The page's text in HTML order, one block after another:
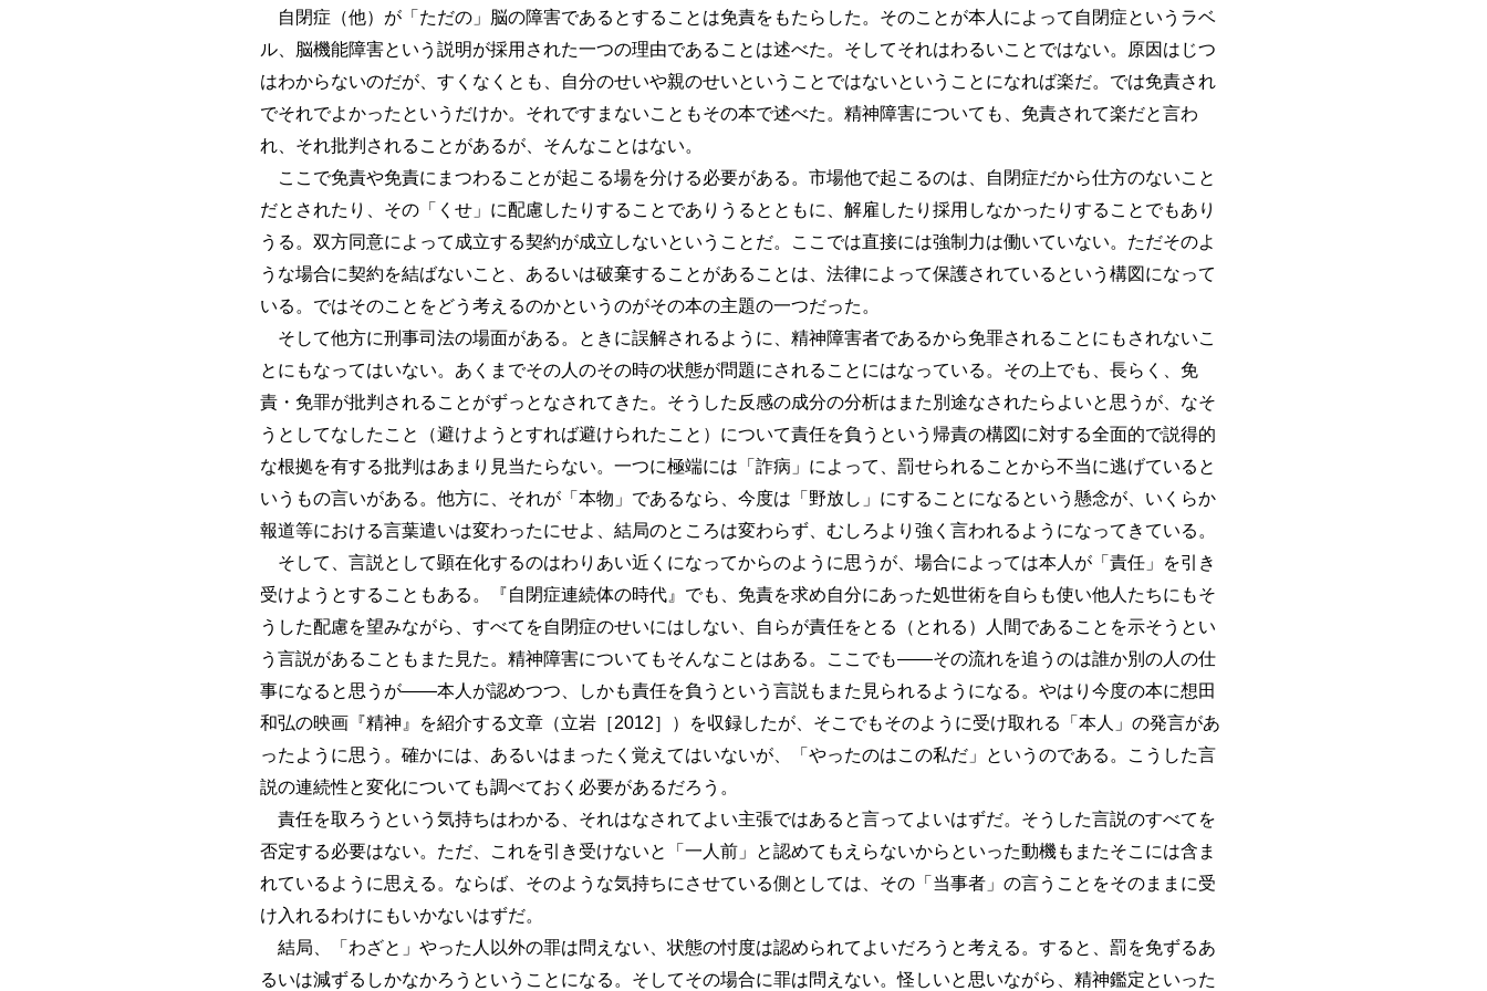
自閉症（他）が「ただの」脳の障害であるとすることは免責をもたらした。そのことが本人によって自閉症というラベ
ル、脳機能障害という説明が採用された一つの理由であることは述べた。そしてそれはわるいことではない。原因はじつ
はわからないのだが、すくなくとも、自分のせいや親のせいということではないということになれば楽だ。では免責され
でそれでよかったというだけか。それですまないこともその本で述べた。精神障害についても、免責されて楽だと言わ
れ、それ批判されることがあるが、そんなことはない。
ここで免責や免責にまつわることが起こる場を分ける必要がある。市場他で起こるのは、自閉症だから仕方のないこと
だとされたり、その「くせ」に配慮したりすることでありうるとともに、解雇したり採用しなかったりすることでもあり
うる。双方同意によって成立する契約が成立しないということだ。ここでは直接には強制力は働いていない。ただそのよ
うな場合に契約を結ばないこと、あるいは破棄することがあることは、法律によって保護されているという構図になって
いる。ではそのことをどう考えるのかというのがその本の主題の一つだった。
そして他方に刑事司法の場面がある。ときに誤解されるように、精神障害者であるから免罪されることにもされないこ
とにもなってはいない。あくまでその人のその時の状態が問題にされることにはなっている。その上でも、長らく、免
責・免罪が批判されることがずっとなされてきた。そうした反感の成分の分析はまた別途なされたらよいと思うが、なそ
うとしてなしたこと（避けようとすれば避けられたこと）について責任を負うという帰責の構図に対する全面的で説得的
な根拠を有する批判はあまり見当たらない。一つに極端には「詐病」によって、罰せられることから不当に逃げていると
いうもの言いがある。他方に、それが「本物」であるなら、今度は「野放し」にすることになるという懸念が、いくらか
報道等における言葉遣いは変わったにせよ、結局のところは変わらず、むしろより強く言われるようになってきている。
そして、言説として顕在化するのはわりあい近くになってからのように思うが、場合によっては本人が「責任」を引き
受けようとすることもある。『自閉症連続体の時代』でも、免責を求め自分にあった処世術を自らも使い他人たちにもそ
うした配慮を望みながら、すべてを自閉症のせいにはしない、自らが責任をとる（とれる）人間であることを示そうとい
う言説があることもまた見た。精神障害についてもそんなことはある。ここでも――その流れを追うのは誰か別の人の仕
事になると思うが――本人が認めつつ、しかも責任を負うという言説もまた見られるようになる。やはり今度の本に想田
和弘の映画『精神』を紹介する文章（立岩［2012］）を収録したが、そこでもそのように受け取れる「本人」の発言があ
ったように思う。確かには、あるいはまったく覚えてはいないが、「やったのはこの私だ」というのである。こうした言
説の連続性と変化についても調べておく必要があるだろう。
責任を取ろうという気持ちはわかる、それはなされてよい主張ではあると言ってよいはずだ。そうした言説のすべてを
否定する必要はない。ただ、これを引き受けないと「一人前」と認めてもえらないからといった動機もまたそこには含ま
れているように思える。ならば、そのような気持ちにさせている側としては、その「当事者」の言うことをそのままに受
け入れるわけにもいかないはずだ。
結局、「わざと」やった人以外の罪は問えない、状態の忖度は認められてよいだろうと考える。すると、罰を免ずるあ
るいは減ずるしかなかろうということになる。そしてその場合に罪は問えない。怪しいと思いながら、精神鑑定といった